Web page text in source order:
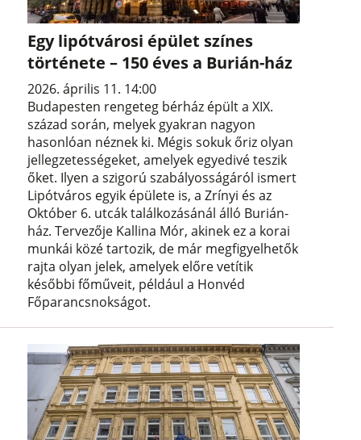
Egy lipótvárosi épület színes
története – 150 éves a Burián-ház
2026. április 11. 14:00
Budapesten rengeteg bérház épült a XIX.
század során, melyek gyakran nagyon
hasonlóan néznek ki. Mégis sokuk őriz olyan
jellegzetességeket, amelyek egyedivé teszik
őket. Ilyen a szigorú szabályosságáról ismert
Lipótváros egyik épülete is, a Zrínyi és az
Október 6. utcák találkozásánál álló Burián-
ház. Tervezője Kallina Mór, akinek ez a korai
munkái közé tartozik, de már megfigyelhetők
rajta olyan jelek, amelyek előre vetítik
későbbi főműveit, például a Honvéd
Főparancsnokságot.